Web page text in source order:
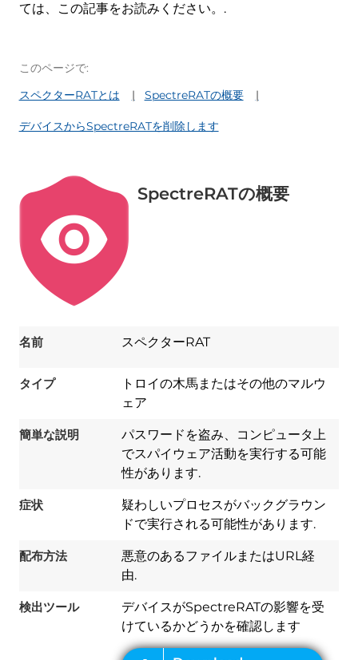
ては、この記事をお読みください。.
このページで:
スペクターRATとは
SpectreRATの概要
デバイスからSpectreRATを削除します
SpectreRATの概要
名前 スペクターRAT
タイプ
トロイの木馬またはその他のマルウ
ェア
簡単な説明
パスワードを盗み、コンピュータ上
でスパイウェア活動を実行する可能
性があります.
症状
疑わしいプロセスがバックグラウン
ドで実行される可能性があります.
配布方法
悪意のあるファイルまたはURL経
由.
検出ツール
デバイスがSpectreRATの影響を受
けているかどうかを確認します
Spy Hunter